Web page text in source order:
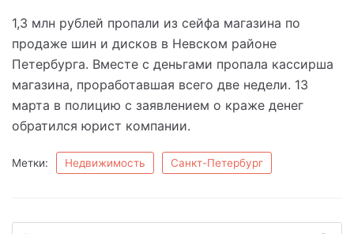
1,3 млн рублей пропали из сейфа магазина по
продаже шин и дисков в Невском районе
Петербурга. Вместе с деньгами пропала кассирша
магазина, проработавшая всего две недели. 13
марта в полицию с заявлением о краже денег
обратился юрист компании.
Метки: Недвижимость Санкт-Петербург